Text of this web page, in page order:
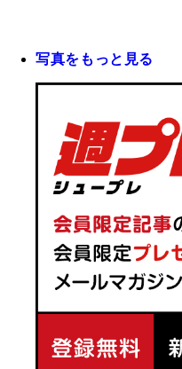
写真をもっと見る